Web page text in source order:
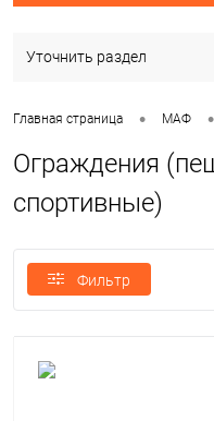
Уточнить раздел
Главная страница • МАФ •
Ограждения
спортивные)
Фильтр